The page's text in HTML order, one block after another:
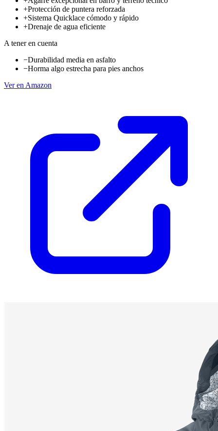
+Protección de puntera reforzada
+Sistema Quicklace cómodo y rápido
+Drenaje de agua eficiente
A tener en cuenta
−Durabilidad media en asfalto
−Horma algo estrecha para pies anchos
Ver en Amazon